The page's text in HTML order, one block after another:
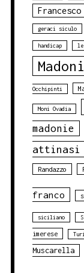
geraci siculo
handicap
Occhipinti
Moni Ovadia
madonie
attinasi
Randazzo
franco
siciliano
imerese
Muscarella